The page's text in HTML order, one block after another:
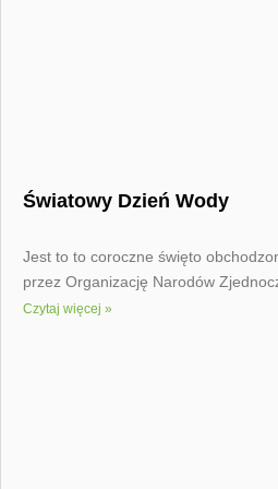
Światowy Dzień Wody
Jest to to coroczne święto
przez Organizację Narodów
Czytaj więcej »